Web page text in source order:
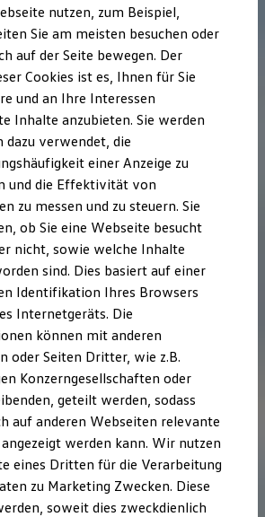
Kauf
Förderung
Konnektivität
Software 6
Versionen und Updates
Extras
zu Ihrem ID.
R und R Experience
entdecken
Kollektion
Kollektion
Drop
nutzen, zum Beispiel,
Sie am meisten besuchen oder
auf der Seite bewegen. Der
Cookies ist es, Ihnen für Sie
und an Ihre Interessen
Inhalte anzubieten. Sie werden
dazu verwendet, die
einer Anzeige zu
und die Effektivität von
zu messen und zu steuern. Sie
ob Sie eine Webseite besucht
nicht, sowie welche Inhalte
sind. Dies basiert auf einer
Identifikation Ihres Browsers
Internetgeräts. Die
können mit anderen
oder Seiten Dritter, wie z.B.
Konzerngesellschaften oder
geteilt werden, sodass
auf anderen Webseiten relevante
werden kann. Wir nutzen
eines Dritten für die Verarbeitung
zu Marketing Zwecken. Diese
soweit dies zweckdienlich